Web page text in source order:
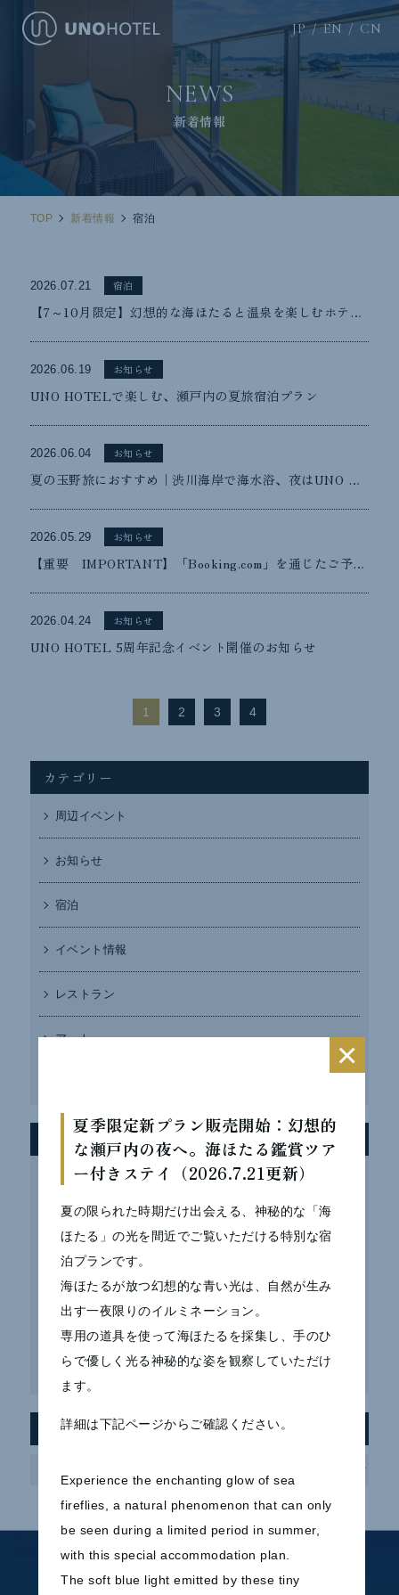
JP EN CN
NEWS
新着情報
TOP 新着情報 宿泊
2026.07.21 宿泊
【7～10月限定】幻想的な海ほたると温泉を楽しむホテル宿泊プラン 販売開始
2026.06.19 お知らせ
UNO HOTELで楽しむ、瀬戸内の夏旅宿泊プラン
2026.06.04 お知らせ
夏の玉野旅におすすめ｜渋川海岸で海水浴、夜はUNO HOTELでホテルステイ
2026.05.29 お知らせ
【重要 IMPORTANT】「Booking.com」を通じたご予約に関する不審なメール・メッセージについて / Regarding Suspicious Emails and Messages Related to Reservations Made Through 「Booking.com」
2026.04.24 お知らせ
UNO HOTEL 5周年記念イベント開催のお知らせ
1 2 3 4
カテゴリー
周辺イベント
お知らせ
宿泊
イベント情報
レストラン
アート
最近の投稿
インスタフォローキャンペーン実施中
【7～10月限定】幻想的な海ほたると温泉を楽しむホテ
ル宿泊プラン 販売開始
サマーモヒートシェイク販売開始のお知らせ
Macaron 5 販売開始のお知らせ
アーカイブ
ホテルのご案内 ご宿泊
×
夏季限定新プラン販売開始：幻想的
な瀬戸内の夜へ。海ほたる鑑賞ツア
ー付きステイ（2026.7.21更新）
夏の限られた時期だけ出会える、神秘的な「海
ほたる」の光を間近でご覧いただける特別な宿
泊プランです。
海ほたるが放つ幻想的な青い光は、自然が生み
出す一夜限りのイルミネーション。
専用の道具を使って海ほたるを採集し、手のひ
らで優しく光る神秘的な姿を観察していただけ
ます。
詳細は下記ページからご確認ください。
Experience the enchanting glow of sea
fireflies, a natural phenomenon that can only
be seen during a limited period in summer,
with this special accommodation plan.
The soft blue light emitted by these tiny